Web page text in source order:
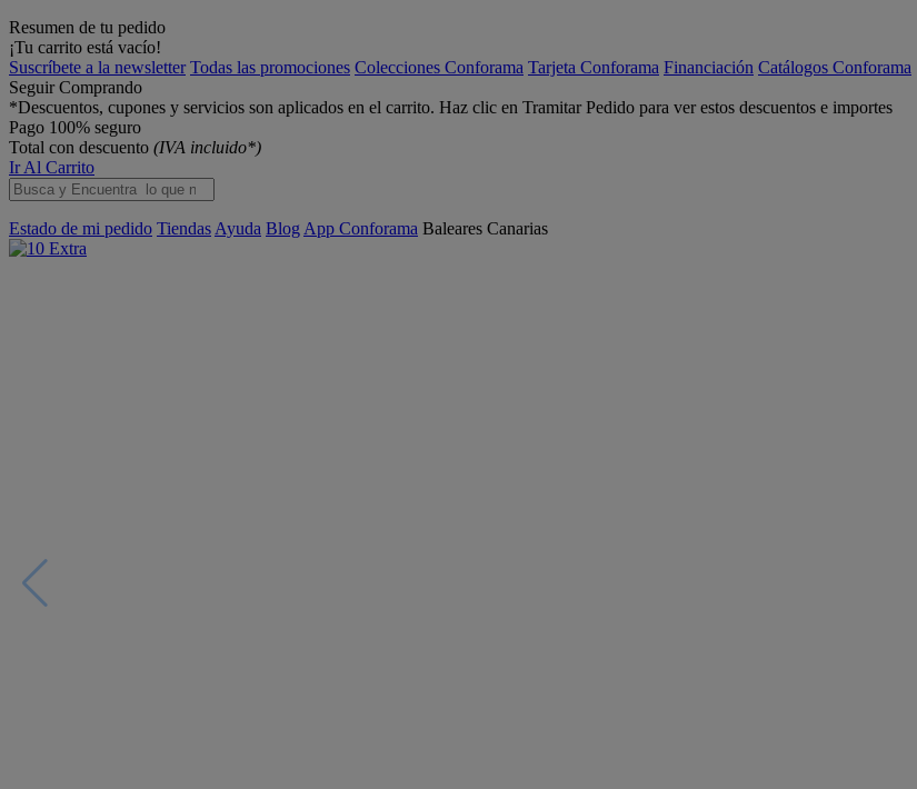
Resumen de tu pedido
¡Tu carrito está vacío!
Suscríbete a la newsletter Todas las promociones Colecciones Conforama Tarjeta Conforama Financiación Catálogos Conforama
Seguir Comprando
*Descuentos, cupones y servicios son aplicados en el carrito. Haz clic en Tramitar Pedido para ver estos descuentos e importes
Pago 100% seguro
Total con descuento (IVA incluido*)
Ir Al Carrito
Estado de mi pedido Tiendas Ayuda Blog App Conforama Baleares Canarias